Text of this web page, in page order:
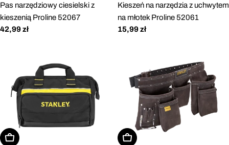
Pas narzędziowy ciesielski z
kieszenią Proline 52067
Cena
42,99 zł
Kieszeń na narzędzia z uchwytem
na młotek Proline 52061
Cena
15,99 zł
Dodaj do koszyka Dodaj do koszyka